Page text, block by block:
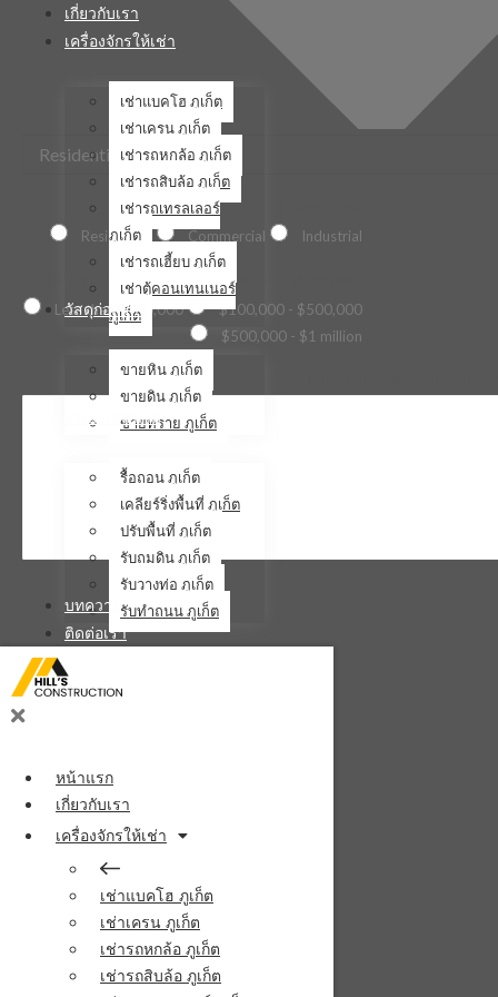
Residential
Commercial Industrial
What is the estimated budget for the project?
Less than $100,000
$100,000 - $500,000
$500,000 - $1 million
เกี่ยวกับเรา
เครื่องจักรให้เช่า
เช่าแบคโฮ ภูเก็ต
เช่าเครน ภูเก็ต
เช่ารถหกล้อ ภูเก็ต
เช่ารถสิบล้อ ภูเก็ต
เช่ารถเทรลเลอร์
ภูเก็ต
เช่ารถเฮี้ยบ ภูเก็ต
เช่าตู้คอนเทนเนอร์
ภูเก็ต
วัสดุก่อสร้าง
ขายหิน ภูเก็ต
ขายดิน ภูเก็ต
ขายทราย ภูเก็ต
งานภาคสนาม
รื้อถอน ภูเก็ต
เคลียร์ริ่งพื้นที่ ภูเก็ต
ปรับพื้นที่ ภูเก็ต
รับถมดิน ภูเก็ต
รับวางท่อ ภูเก็ต
รับทำถนน ภูเก็ต
บทความ
ติดต่อเรา
หน้าแรก
เกี่ยวกับเรา
เครื่องจักรให้เช่า
เช่าแบคโฮ ภูเก็ต
เช่าเครน ภูเก็ต
เช่ารถหกล้อ ภูเก็ต
เช่ารถสิบล้อ ภูเก็ต